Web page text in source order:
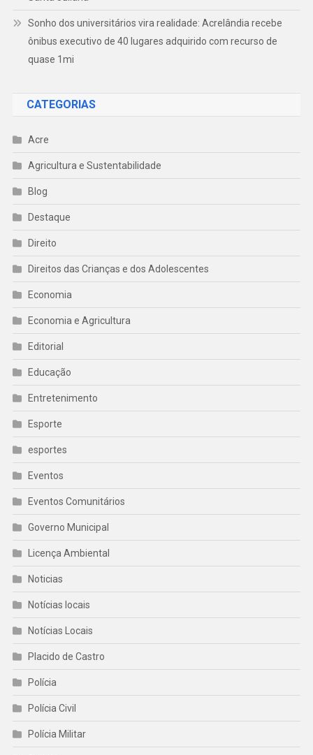
Sonho dos universitários vira realidade: Acrelândia recebe
ônibus executivo de 40 lugares adquirido com recurso de
quase 1mi
CATEGORIAS
Acre
Agricultura e Sustentabilidade
Blog
Destaque
Direito
Direitos das Crianças e dos Adolescentes
Economia
Economia e Agricultura
Editorial
Educação
Entretenimento
Esporte
esportes
Eventos
Eventos Comunitários
Governo Municipal
Licença Ambiental
Noticias
Notícias locais
Notícias Locais
Placido de Castro
Polícia
Polícia Civil
Polícia Militar